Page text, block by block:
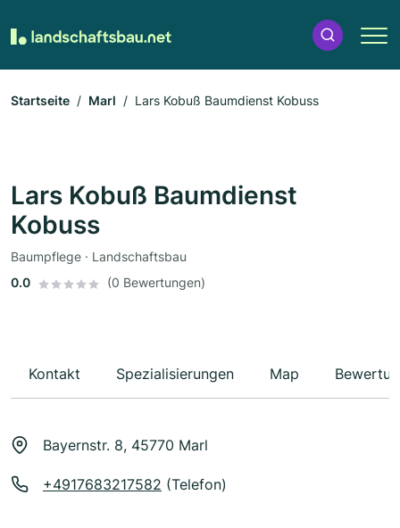
Startseite Marl Lars Kobuß Baumdienst Kobuss
Lars Kobuß Baumdienst
Kobuss
Baumpflege · Landschaftsbau
0.0
(0 Bewertungen)
Kontakt Spezialisierungen Map
Bayernstr. 8, 45770 Marl
+4917683217582 (Telefon)